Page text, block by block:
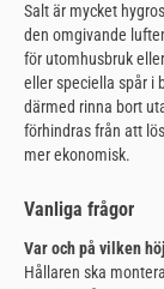
Salt är mycket
den omgivande
för utomhusbruk
eller speciella spår i
därmed rinna bort
förhindras från att
mer ekonomisk.
Vanliga frågor
Var och på vilken
Hållaren ska